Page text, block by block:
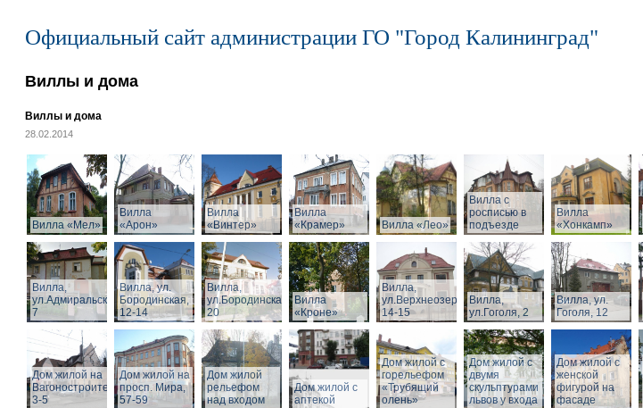
Официальный сайт администрации ГО "Город Калининград"
Виллы и дома
Виллы и дома
28.02.2014
Вилла «Мел»
Вилла
«Арон»
Вилла
«Винтер»
Вилла
«Крамер»
Вилла «Лео»
Вилла с
росписью в
подъезде
Вилла
«Хонкамп»
Вилла,
ул.Адмиральская,
7
Вилла, ул.
Бородинская,
12-14
Вилла,
ул.Бородинская,
20
Вилла
«Кроне»
Вилла,
ул.Верхнеозерная,
14-15
Вилла,
ул.Гоголя, 2
Вилла, ул.
Гоголя, 12
Дом жилой на
Вагоностроительной
3-5
Дом жилой на
просп. Мира,
57-59
Дом жилой
рельефом
над входом
Дом жилой с
аптекой
Дом жилой с
горельефом
«Трубящий
олень»
Дом жилой с
двумя
скульптурами
львов у входа
Дом жилой с
женской
фигурой на
фасаде